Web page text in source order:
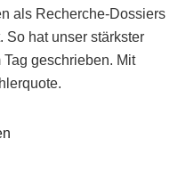
als Recherche-Dossiers
So hat unser stärkster
geschrieben. Mit